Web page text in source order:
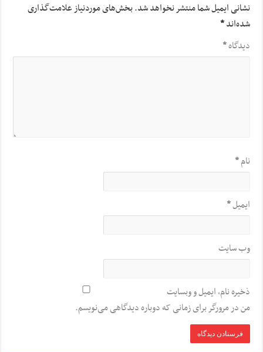
نشانی ایمیل شما منتشر نخواهد شد.بخش‌های موردنیاز علامت‌گذاری
شده‌اند*
دیدگاه*
نام*
ایمیل*
وب‌ سایت
ذخیره نام، ایمیل و وبسایت
من در مرورگر برای زمانی که دوباره دیدگاهی می‌نویسم.